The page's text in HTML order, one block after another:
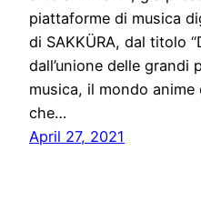
piattaforme di musica
di SAKKÜRA, dal titolo
dall’unione delle grandi
musica, il mondo
che…
April 27, 2021